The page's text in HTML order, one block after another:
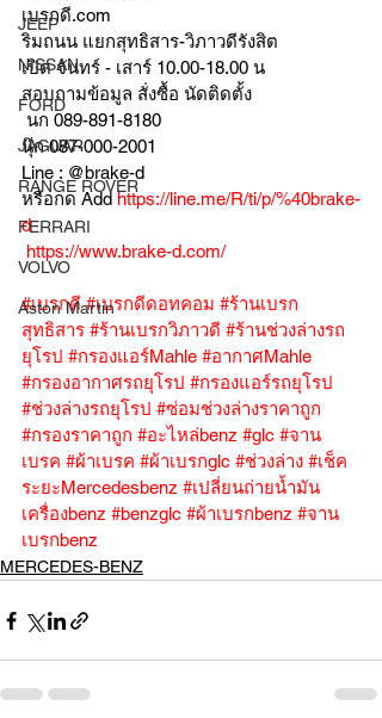
JEEP
NISSAN
FORD
JAGUAR
RANGE ROVER
FERRARI
VOLVO
Aston Martin
เบรกดี.com
ริมถนน แยกสุทธิสาร-วิภาวดีรังสิต
เปิด จันทร์ - เสาร์ 10.00-18.00 น
สอบถามข้อมูล สั่งซื้อ นัดติดตั้ง
นก 089-891-8180
นุ๊ก 087-000-2001
Line : @brake-d
หรือกด Add https://line.me/R/ti/p/%40brake-
d
https://www.brake-d.com/
#เบรกดี #เบรกดีดอทคอม #ร้านเบรก
สุทธิสาร #ร้านเบรกวิภาวดี #ร้านช่วงล่างรถ
ยุโรป #กรองแอร์Mahle #อากาศMahle
#กรองอากาศรถยุโรป #กรองแอร์รถยุโรป
#ช่วงล่างรถยุโรป #ซ่อมช่วงล่างราคาถูก
#กรองราคาถูก #อะไหล่benz #glc #จาน
เบรค #ผ้าเบรค #ผ้าเบรกglc #ช่วงล่าง #เช็ค
ระยะMercedesbenz #เปลี่ยนถ่ายน้ำมัน
เครื่องbenz #benzglc #ผ้าเบรกbenz #จาน
เบรกbenz
MERCEDES-BENZ